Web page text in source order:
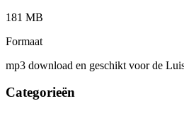
181 MB
Formaat
mp3 download en geschikt voor de
Categorieën